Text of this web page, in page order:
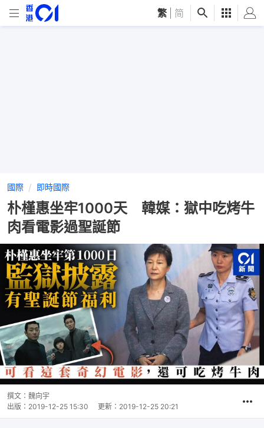
繁 简
國際 即時國際
朴槿惠坐牢1000天 韓媒：獄中吃烤牛
肉看電影過聖誕節
撰文： 魏向宇
出版： 2019-12-25 15:30 更新： 2019-12-25 20:21